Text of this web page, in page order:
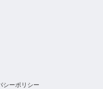
シーポリシー